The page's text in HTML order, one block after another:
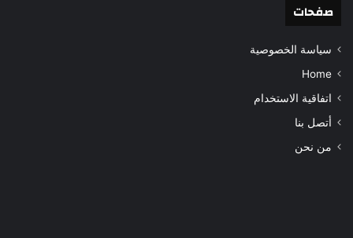
صفحات
سياسة الخصوصية
Home
اتفاقية الاستخدام
أتصل بنا
من نحن